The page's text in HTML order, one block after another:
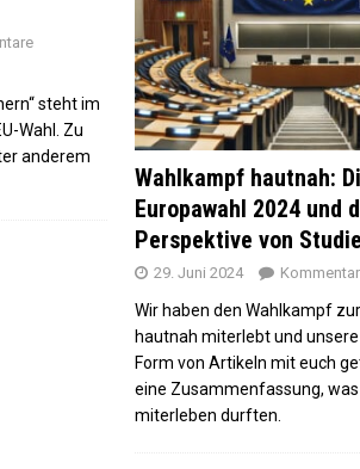
Hopping in München
von Studierenden
steht im
Wahl. Zu
anderem
Wahlkampf hautnah:
Europawahl 2024 und
Perspektive von
29. Juni 2024
Wir haben den Wahlkampf
hautnah miterlebt und
Form von Artikeln mit euch
eine Zusammenfassung,
miterleben durften.